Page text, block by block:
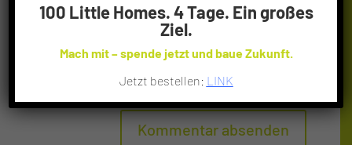
Meinen Namen, meine E-Mail-Adresse und meine
Kommentierung speichern.
100 Little Homes. 4 Tage. Ein großes
Ziel.
Mach mit – spende jetzt und baue Zukunft.
Jetzt bestellen: LINK